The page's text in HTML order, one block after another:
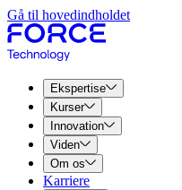
Gå til hovedindholdet
Ekspertise
Kurser
Innovation
Viden
Om os
Karriere